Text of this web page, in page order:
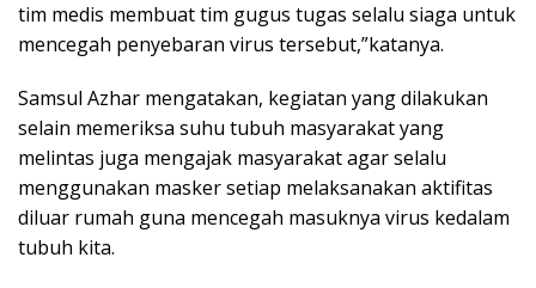
tim medis membuat tim gugus tugas selalu siaga untuk
mencegah penyebaran virus tersebut,”katanya.
Samsul Azhar mengatakan, kegiatan yang dilakukan
selain memeriksa suhu tubuh masyarakat yang
melintas juga mengajak masyarakat agar selalu
menggunakan masker setiap melaksanakan aktifitas
diluar rumah guna mencegah masuknya virus kedalam
tubuh kita.